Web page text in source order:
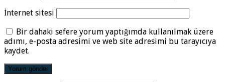
İnternet sitesi
Bir dahaki sefere yorum yaptığımda kullanılmak üzere
adımı, e-posta adresimi ve web site adresimi bu tarayıcıya
kaydet.